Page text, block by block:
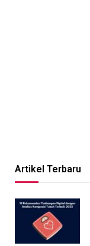
Artikel Terbaru